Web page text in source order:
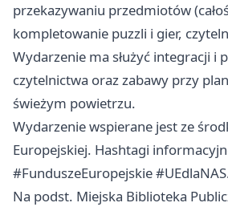
przekazywaniu przedmiotów
kompletowanie puzzli i gier,
Wydarzenie ma służyć integracji i
czytelnictwa oraz zabawy przy
świeżym powietrzu.
Wydarzenie wspierane jest ze
Europejskiej. Hashtagi
#FunduszeEuropejskie
Na podst. Miejska Biblioteka